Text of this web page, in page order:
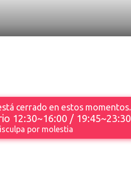
cerrado en estos momentos.
12:30~16:00 / 19:45~23:30
por molestia